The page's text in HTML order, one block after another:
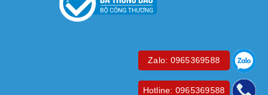
Zalo: 0965369588
Hotline: 0965369588